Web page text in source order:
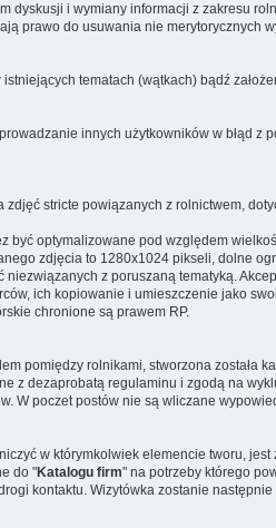
dyskusji i wymiany informacji z zakresu
prawo do usuwania nie merytorycznych
tematach (wątkach) bądź
innych użytkowników w błąd
zdjęć stricte powiązanych z rolnictwem,
być optymalizowane pod względem
zdjęcia to 1280x1024 pikseli, dolne
niezwiązanych z poruszaną tematyką.
ich kopiowanie i umieszczenie jako
chronione są prawem RP.
pomiędzy rolnikami, stworzona została
z dezaprobatą regulaminu i zgodą na
W poczet postów nie są wliczane
w którymkolwiek elemencie tworu,
do "Katalogu firm" na potrzeby którego
kontaktu. Wizytówka zostanie